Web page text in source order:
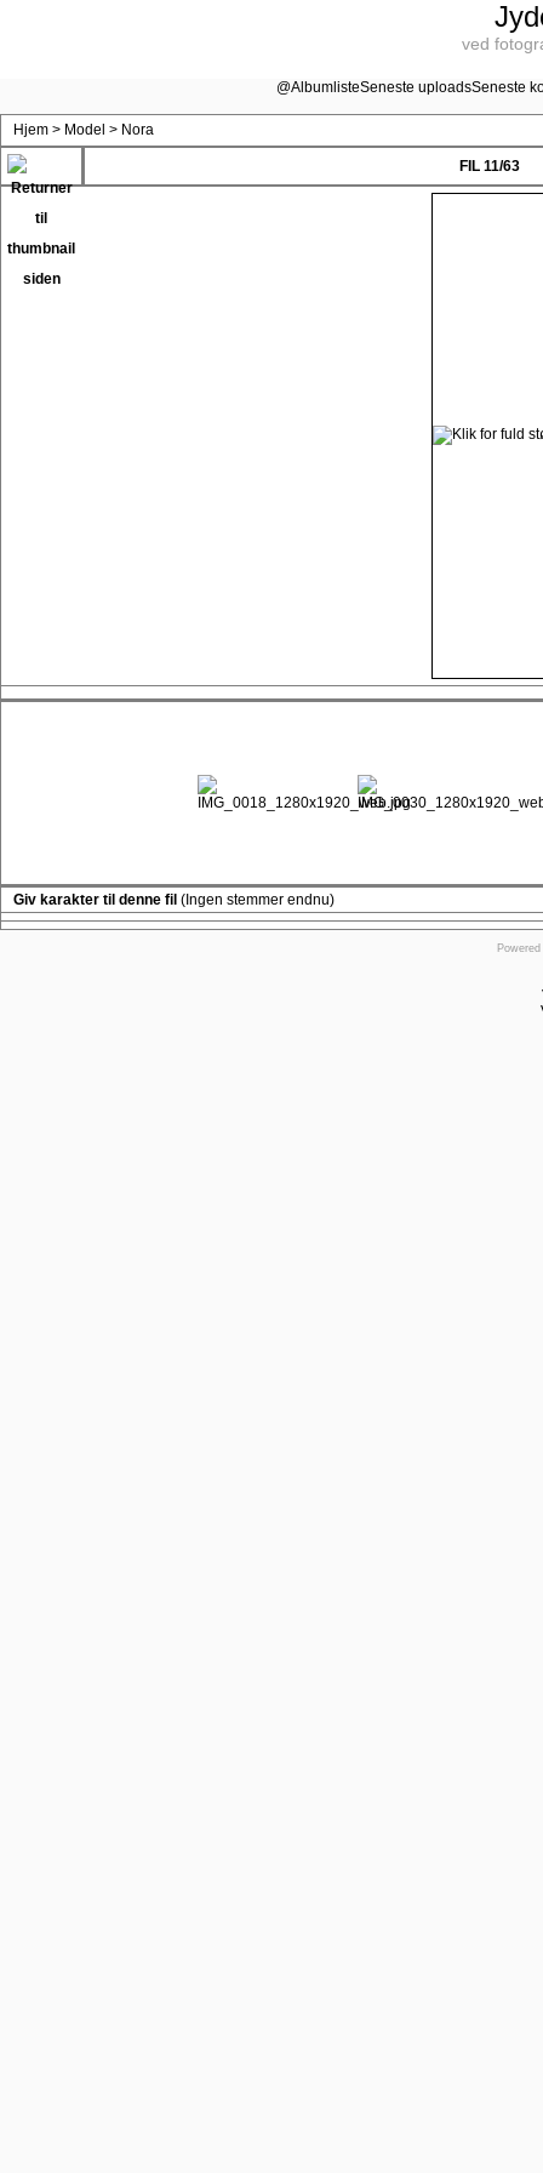
ved
@AlbumlisteSeneste uploadsSeneste
Hjem > Model > Nora
FIL 11/63
Giv karakter til denne fil (Ingen stemmer endnu)